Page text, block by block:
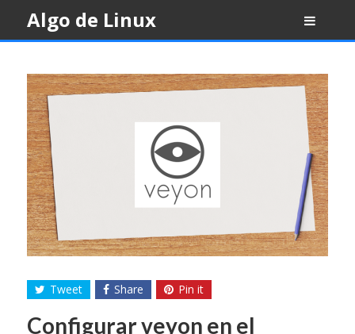
content
Algo de Linux
Tweet Share Pin it
Configurar veyon en el